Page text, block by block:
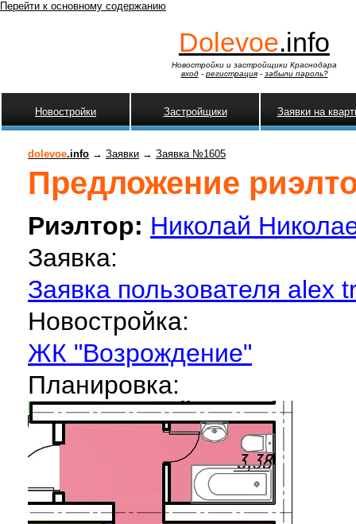
Перейти к основному содержанию
Dolevoe.info
Новостройки и застройщики Краснодара
вход- регистрация- забыли пароль?
Новостройки Застройщики Заявки на
dolevoe.info → Заявки → Заявка №1605
Предложение
Риэлтор: Николай
Заявка:
Заявка пользователя alex
Новостройка:
ЖК "Возрождение"
Планировка: